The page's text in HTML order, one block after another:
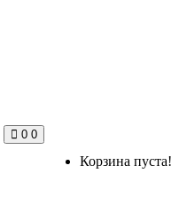
0 0
Корзина пуста!